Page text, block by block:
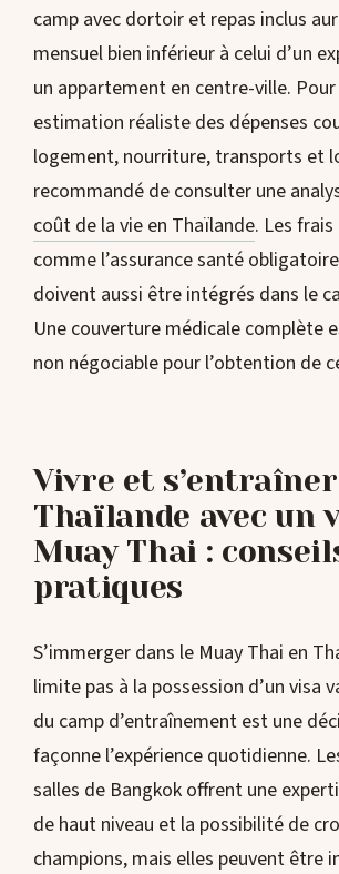
camp avec dortoir et repas inclus
mensuel bien inférieur à celui d’un
un appartement en centre-ville.
estimation réaliste des dépenses
logement, nourriture, transports et
recommandé de consulter une
coût de la vie en Thaïlande. Les
comme l’assurance santé
doivent aussi être intégrés dans le
Une couverture médicale complète
non négociable pour l’obtention de
Vivre et
Thaïlande avec un
Muay Thai :
pratiques
S’immerger dans le Muay Thai en
limite pas à la possession d’un visa
du camp d’entraînement est une
façonne l’expérience quotidienne.
salles de Bangkok offrent une
de haut niveau et la possibilité de
champions, mais elles peuvent être